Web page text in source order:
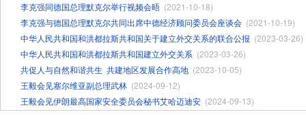
李克强同德国总理默克尔举行视频会晤 (2021-10-18)
李克强与德国总理默克尔共同出席中德经济顾问委员会座谈会 (2021-10-19)
中华人民共和国和洪都拉斯共和国关于建立外交关系的联合公报 (2023-03-26)
中华人民共和国和洪都拉斯共和国建立外交关系 (2023-03-26)
共促人与自然和谐共生 ​共建地区发展合作高地 (2023-10-05)
王毅会见塞尔维亚副总理武林 (2024-09-12)
王毅会见伊朗最高国家安全委员会秘书艾哈迈迪安 (2024-09-13)